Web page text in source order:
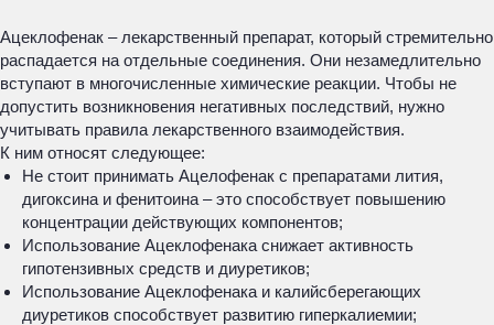
Ацеклофенак – лекарственный препарат, который стремительно
распадается на отдельные соединения. Они незамедлительно
вступают в многочисленные химические реакции. Чтобы не
допустить возникновения негативных последствий, нужно
учитывать правила лекарственного взаимодействия.
К ним относят следующее:
Не стоит принимать Ацелофенак с препаратами лития,
дигоксина и фенитоина – это способствует повышению
концентрации действующих компонентов;
Использование Ацеклофенака снижает активность
гипотензивных средств и диуретиков;
Использование Ацеклофенака и калийсберегающих
диуретиков способствует развитию гиперкалиемии;